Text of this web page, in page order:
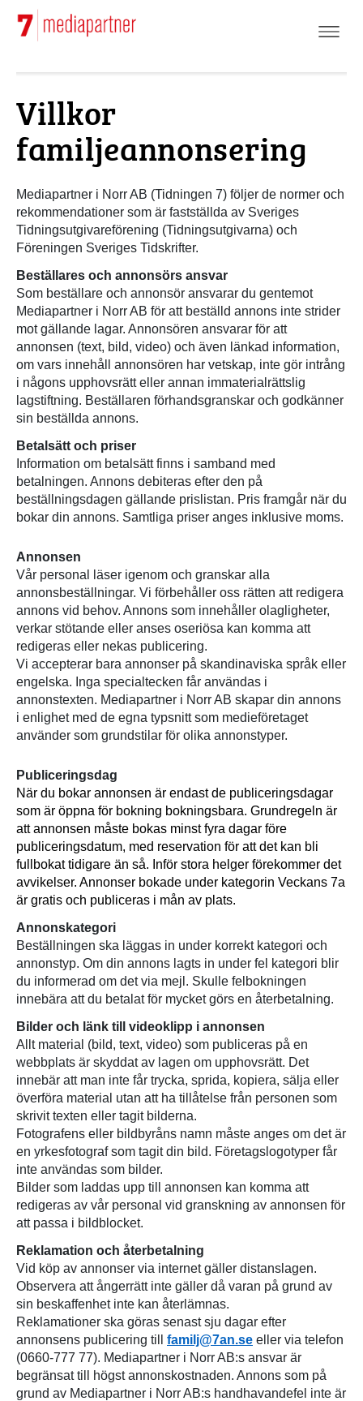
Hoppa
huvudinnehåll
Villkor
familjeannonsering
F
o
r
m
t
t
e
r
b
a
r
t
e
x
t
Mediapartner i Norr AB (Tidningen 7) följer de normer och
rekommendationer som är fastställda av Sveriges
Tidningsutgivareförening (Tidningsutgivarna) och
Föreningen Sveriges Tidskrifter.
Beställares och annonsörs ansvar
Som beställare och annonsör ansvarar du gentemot
Mediapartner i Norr AB för att beställd annons inte strider
mot gällande lagar. Annonsören ansvarar för att
annonsen (text, bild, video) och även länkad information,
om vars innehåll annonsören har vetskap, inte gör intrång
i någons upphovsrätt eller annan immaterialrättslig
lagstiftning. Beställaren förhandsgranskar och godkänner
sin beställda annons.
Betalsätt och priser
Information om betalsätt finns i samband med
betalningen. Annons debiteras efter den på
beställningsdagen gällande prislistan. Pris framgår när du
bokar din annons. Samtliga priser anges inklusive moms.
Annonsen
Vår personal läser igenom och granskar alla
annonsbeställningar. Vi förbehåller oss rätten att redigera
annons vid behov. Annons som innehåller olagligheter,
verkar stötande eller anses oseriösa kan komma att
redigeras eller nekas publicering.
Vi accepterar bara annonser på skandinaviska språk eller
engelska. Inga specialtecken får användas i
annonstexten. Mediapartner i Norr AB skapar din annons
i enlighet med de egna typsnitt som medieföretaget
använder som grundstilar för olika annonstyper.
Publiceringsdag
När du bokar annonsen är endast de publiceringsdagar
som är öppna för bokning bokningsbara. Grundregeln är
att annonsen måste bokas minst fyra dagar före
publiceringsdatum, med reservation för att det kan bli
fullbokat tidigare än så. Inför stora helger förekommer det
avvikelser. Annonser bokade under kategorin Veckans 7a
är gratis och publiceras i mån av plats.
Annonskategori
Beställningen ska läggas in under korrekt kategori och
annonstyp. Om din annons lagts in under fel kategori blir
du informerad om det via mejl. Skulle felbokningen
innebära att du betalat för mycket görs en återbetalning.
Bilder och länk till videoklipp i annonsen
Allt material (bild, text, video) som publiceras på en
webbplats är skyddat av lagen om upphovsrätt. Det
innebär att man inte får trycka, sprida, kopiera, sälja eller
överföra material utan att ha tillåtelse från personen som
skrivit texten eller tagit bilderna.
Fotografens eller bildbyråns namn måste anges om det är
en yrkesfotograf som tagit din bild. Företagslogotyper får
inte användas som bilder.
Bilder som laddas upp till annonsen kan komma att
redigeras av vår personal vid granskning av annonsen för
att passa i bildblocket.
Reklamation och återbetalning
Vid köp av annonser via internet gäller distanslagen.
Observera att ångerrätt inte gäller då varan på grund av
sin beskaffenhet inte kan återlämnas.
Reklamationer ska göras senast sju dagar efter
annonsens publicering till familj@7an.se eller via telefon
(0660-777 77). Mediapartner i Norr AB:s ansvar är
begränsat till högst annonskostnaden. Annons som på
grund av Mediapartner i Norr AB:s handhavandefel inte är